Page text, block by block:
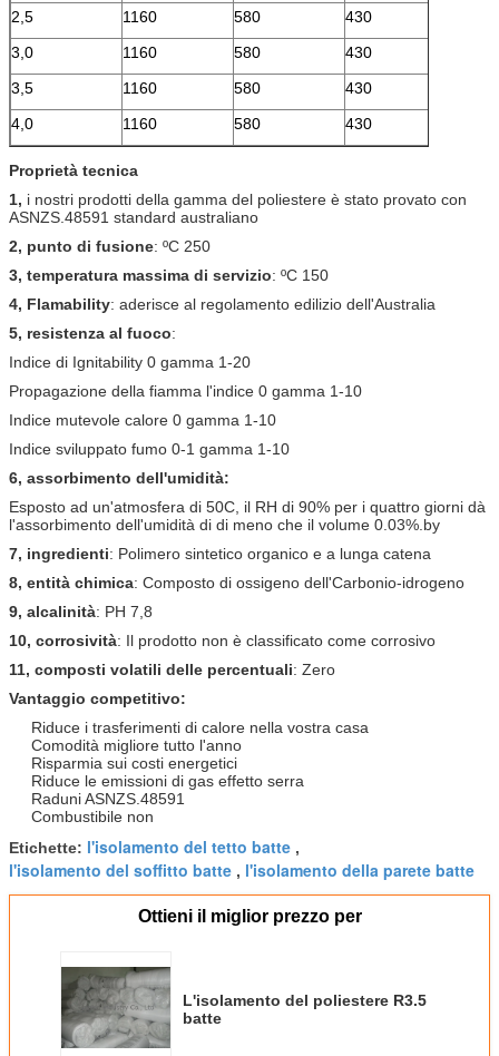
2,5
1160 580
430
3,0
1160 580
430
3,5
1160 580
430
4,0
1160 580 430
Proprietà tecnica
1, i nostri prodotti della gamma del poliestere è stato provato con
ASNZS.48591 standard australiano
2, punto di fusione: ºC 250
3, temperatura massima di servizio: ºC 150
4, Flamability: aderisce al regolamento edilizio dell'Australia
5, resistenza al fuoco:
Indice di Ignitability 0 gamma 1-20
Propagazione della fiamma l'indice 0 gamma 1-10
Indice mutevole calore 0 gamma 1-10
Indice sviluppato fumo 0-1 gamma 1-10
6, assorbimento dell'umidità:
Esposto ad un'atmosfera di 50C, il RH di 90% per i quattro giorni dà
l'assorbimento dell'umidità di di meno che il volume 0.03%.by
7, ingredienti: Polimero sintetico organico e a lunga catena
8, entità chimica: Composto di ossigeno dell'Carbonio-idrogeno
9, alcalinità: PH 7,8
10, corrosività: Il prodotto non è classificato come corrosivo
11, composti volatili delle percentuali: Zero
Vantaggio competitivo:
Riduce i trasferimenti di calore nella vostra casa
Comodità migliore tutto l'anno
Risparmia sui costi energetici
Riduce le emissioni di gas effetto serra
Raduni ASNZS.48591
Combustibile non
Etichette: l'isolamento del tetto batte ,
l'isolamento del soffitto batte , l'isolamento della parete batte
Ottieni il miglior prezzo per
L'isolamento del poliestere R3.5
batte